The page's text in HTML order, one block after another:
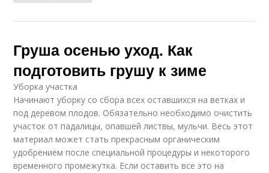
Груша осенью уход. Как
подготовить грушу к зиме
Уборка участка
Начинают уборку со сбора всех оставшихся на ветках и
под деревом плодов. Обязательно необходимо очистить
участок от падалицы, опавшей листвы, мульчи. Весь этот
материал может стать прекрасным органическим
удобрением после специальной процедуры и некоторого
временного промежутка. Если оставить все это на